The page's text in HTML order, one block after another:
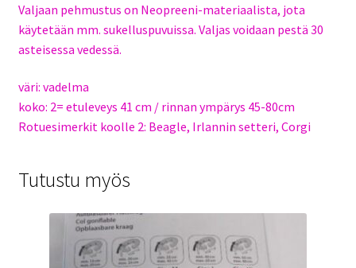
Valjaan pehmustus on Neopreeni-materiaalista, jota
käytetään mm. sukelluspuvuissa. Valjas voidaan pestä 30
asteisessa vedessä.
väri: vadelma
koko: 2= etuleveys 41 cm / rinnan ympärys 45-80cm
Rotuesimerkit koolle 2: Beagle, Irlannin setteri, Corgi
Tutustu myös